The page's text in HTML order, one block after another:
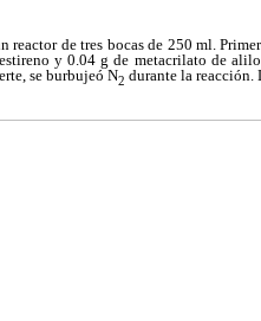
reactor de tres bocas de 250 ml.
y 0.04 g de metacrilato de
se burbujeó N2 durante la reacción.